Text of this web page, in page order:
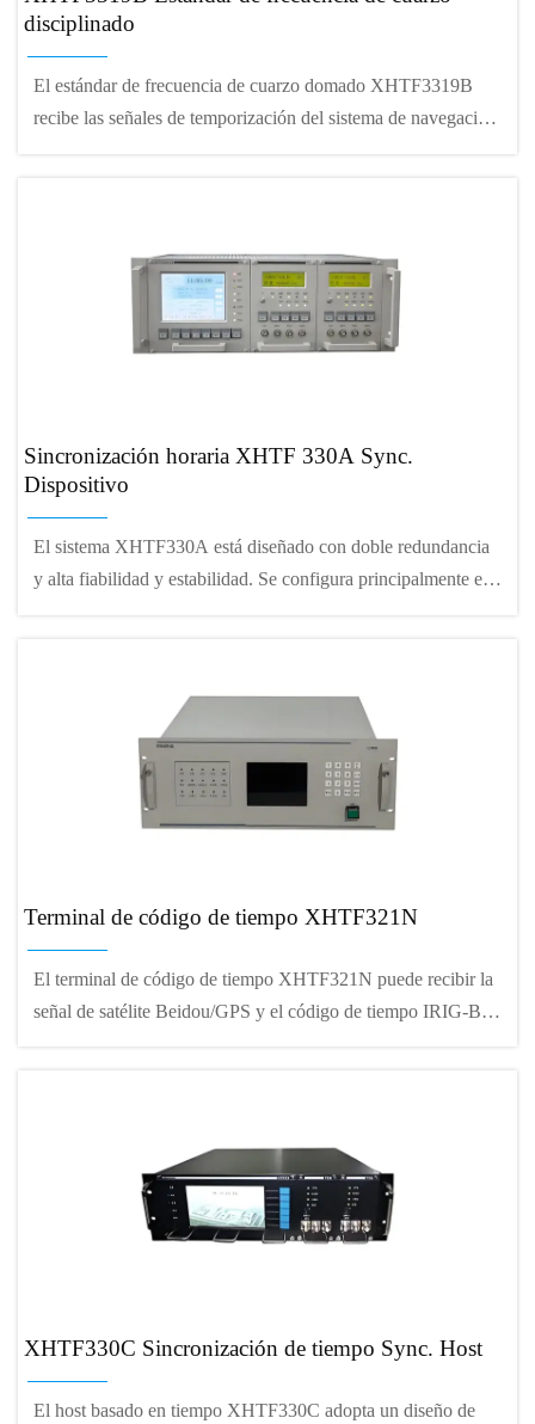
disciplinado
El estándar de frecuencia de cuarzo domado XHTF3319B
recibe las señales de temporización del sistema de navegación
comunicación, exploración geodésica, exploración del espacio
profundo, y así sucesivamente.
Sincronización horaria XHTF 330A Sync.
Dispositivo
El sistema XHTF330A está diseñado con doble redundancia
y alta fiabilidad y estabilidad. Se configura principalmente en
sincronización de hora y frecuencia puede lograrse
proporcionando hora y frecuencia estándar a los dispositivos
terminales de la misma zona.
Terminal de código de tiempo XHTF321N
El terminal de código de tiempo XHTF321N puede recibir la
señal de satélite Beidou/GPS y el código de tiempo IRIG-B, y
frecuencia (puede reemplazar la placa de salida para
personalizar diferentes señales de salida), y proporcionar
servicio de cronometraje de red NTP.
XHTF330C Sincronización de tiempo Sync. Host
El host basado en tiempo XHTF330C adopta un diseño de